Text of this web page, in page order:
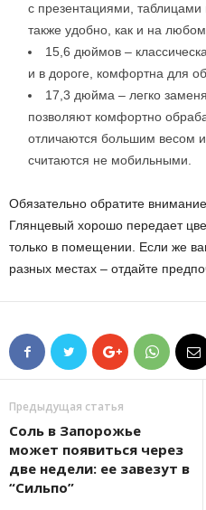
с презентациями,
также удобно, как и на
15,6 дюймов –
и в дороге, комфортна для
17,3 дюйма – легко
позволяют комфортно
отличаются большим весом и
считаются не мобильными.
Обязательно обратите
Глянцевый хорошо передает
только в помещении. Если же
разных местах – отдайте
Предыдущая статья
Соль в Запорожье
может появиться через
две недели: ее завезут в
“Сильпо”